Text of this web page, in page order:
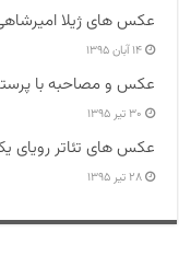
عکس های ژیلا امیرشاهی
۱۴ آبان ۱۳۹۵
عکس و مصاحبه با
۳۰ تیر ۱۳۹۵
عکس های تئاتر رویای
۲۸ تیر ۱۳۹۵